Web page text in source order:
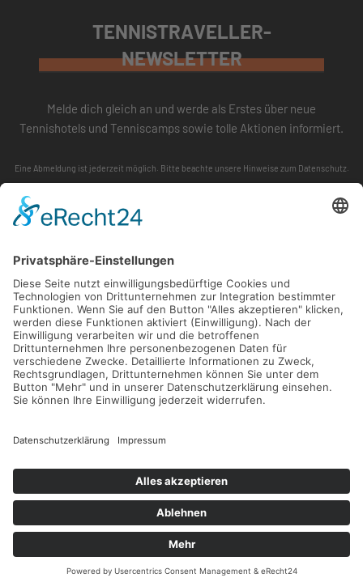
TENNISTRAVELLER-
NEWSLETTER
Melde dich gleich an und werde als Erstes über neue
Tennishotels und Tenniscamps sowie tolle Aktionen informiert.
Eine Abmeldung ist jederzeit möglich. Bitte beachte unsere Hinweise zum Datenschutz.
ABONNIEREN
FOLLOW US
IMPRESSUM
© 2026 TENNISTRAVELLER. ALLE RECHTE VORBEHALTEN.